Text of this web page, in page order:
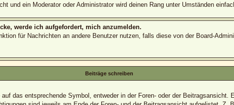
und ein Moderator oder Administrator wird deinen Rang unter Umständen
werde ich aufgefordert, mich anzumelden.
für Nachrichten an andere Benutzer nutzen, falls diese von der Board-
Beiträge schreiben
das entsprechende Symbol, entweder in der Foren- oder der Beitragsansicht.